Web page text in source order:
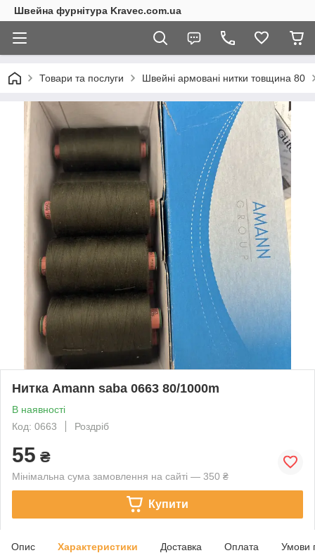
Швейна фурнітура Kravec.com.ua
Товари та послуги Швейні армовані нитки товщина 80
Нитка Amann saba 0663 80/1000m
В наявності
Код: 0663
Роздріб
55 ₴
Мінімальна сума замовлення на сайті — 350 ₴
Купити
Опис Характеристики Доставка Оплата Умови